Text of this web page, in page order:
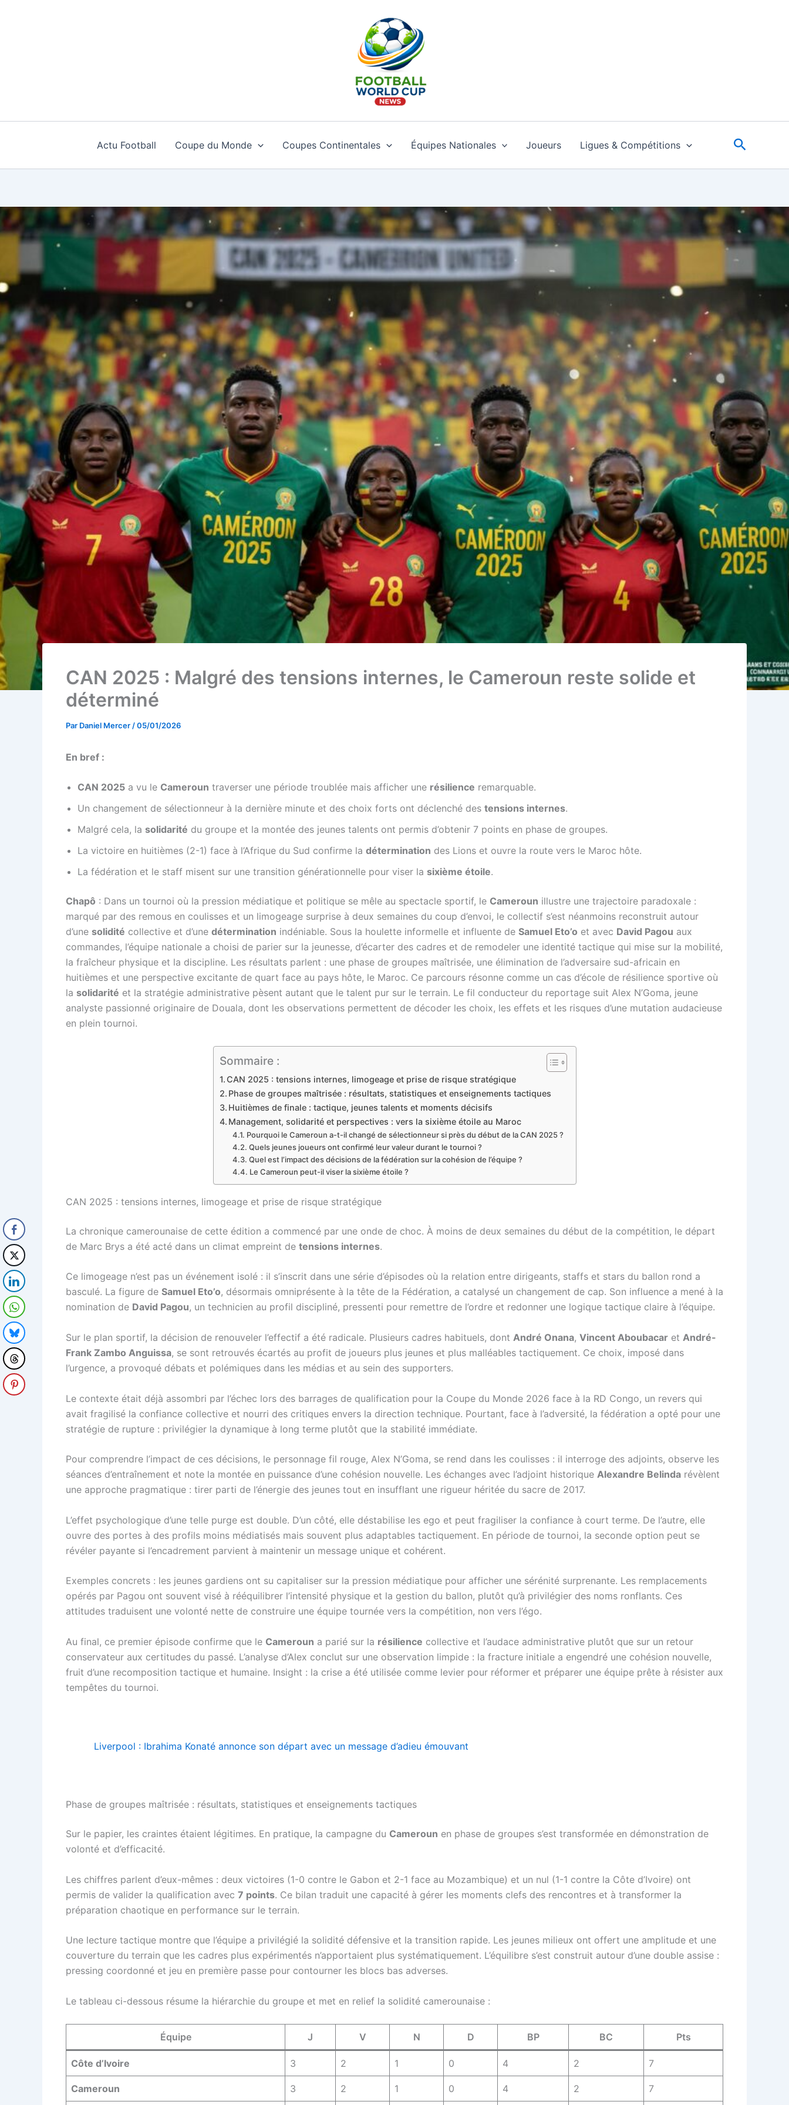
Actu Football Coupe du Monde Coupes Continentales Équipes Nationales Joueurs Ligues & Compétitions
CAN 2025 : Malgré des tensions internes, le Cameroun reste solide et
déterminé
Par Daniel Mercer /05/01/2026
En bref :
CAN 2025 a vu le Cameroun traverser une période troublée mais afficher une résilience remarquable.
Un changement de sélectionneur à la dernière minute et des choix forts ont déclenché des tensions internes.
Malgré cela, la solidarité du groupe et la montée des jeunes talents ont permis d’obtenir 7 points en phase de groupes.
La victoire en huitièmes (2-1) face à l’Afrique du Sud confirme la détermination des Lions et ouvre la route vers le Maroc hôte.
La fédération et le staff misent sur une transition générationnelle pour viser la sixième étoile.
Chapô : Dans un tournoi où la pression médiatique et politique se mêle au spectacle sportif, le Cameroun illustre une trajectoire paradoxale :
marqué par des remous en coulisses et un limogeage surprise à deux semaines du coup d’envoi, le collectif s’est néanmoins reconstruit autour
d’une solidité collective et d’une détermination indéniable. Sous la houlette informelle et influente de Samuel Eto’o et avec David Pagou aux
commandes, l’équipe nationale a choisi de parier sur la jeunesse, d’écarter des cadres et de remodeler une identité tactique qui mise sur la mobilité,
la fraîcheur physique et la discipline. Les résultats parlent : une phase de groupes maîtrisée, une élimination de l’adversaire sud-africain en
huitièmes et une perspective excitante de quart face au pays hôte, le Maroc. Ce parcours résonne comme un cas d’école de résilience sportive où
la solidarité et la stratégie administrative pèsent autant que le talent pur sur le terrain. Le fil conducteur du reportage suit Alex N’Goma, jeune
analyste passionné originaire de Douala, dont les observations permettent de décoder les choix, les effets et les risques d’une mutation audacieuse
en plein tournoi.
Sommaire :
CAN 2025 : tensions internes, limogeage et prise de risque stratégique
Phase de groupes maîtrisée : résultats, statistiques et enseignements tactiques
Huitièmes de finale : tactique, jeunes talents et moments décisifs
Management, solidarité et perspectives : vers la sixième étoile au Maroc
Pourquoi le Cameroun a-t-il changé de sélectionneur si près du début de la CAN 2025 ?
Quels jeunes joueurs ont confirmé leur valeur durant le tournoi ?
Quel est l’impact des décisions de la fédération sur la cohésion de l’équipe ?
Le Cameroun peut-il viser la sixième étoile ?
CAN 2025 : tensions internes, limogeage et prise de risque stratégique
La chronique camerounaise de cette édition a commencé par une onde de choc. À moins de deux semaines du début de la compétition, le départ
de Marc Brys a été acté dans un climat empreint de tensions internes.
Ce limogeage n’est pas un événement isolé : il s’inscrit dans une série d’épisodes où la relation entre dirigeants, staffs et stars du ballon rond a
basculé. La figure de Samuel Eto’o, désormais omniprésente à la tête de la Fédération, a catalysé un changement de cap. Son influence a mené à la
nomination de David Pagou, un technicien au profil discipliné, pressenti pour remettre de l’ordre et redonner une logique tactique claire à l’équipe.
Sur le plan sportif, la décision de renouveler l’effectif a été radicale. Plusieurs cadres habituels, dont André Onana, Vincent Aboubacar et André-
Frank Zambo Anguissa, se sont retrouvés écartés au profit de joueurs plus jeunes et plus malléables tactiquement. Ce choix, imposé dans
l’urgence, a provoqué débats et polémiques dans les médias et au sein des supporters.
Le contexte était déjà assombri par l’échec lors des barrages de qualification pour la Coupe du Monde 2026 face à la RD Congo, un revers qui
avait fragilisé la confiance collective et nourri des critiques envers la direction technique. Pourtant, face à l’adversité, la fédération a opté pour une
stratégie de rupture : privilégier la dynamique à long terme plutôt que la stabilité immédiate.
Pour comprendre l’impact de ces décisions, le personnage fil rouge, Alex N’Goma, se rend dans les coulisses : il interroge des adjoints, observe les
séances d’entraînement et note la montée en puissance d’une cohésion nouvelle. Les échanges avec l’adjoint historique Alexandre Belinda révèlent
une approche pragmatique : tirer parti de l’énergie des jeunes tout en insufflant une rigueur héritée du sacre de 2017.
L’effet psychologique d’une telle purge est double. D’un côté, elle déstabilise les ego et peut fragiliser la confiance à court terme. De l’autre, elle
ouvre des portes à des profils moins médiatisés mais souvent plus adaptables tactiquement. En période de tournoi, la seconde option peut se
révéler payante si l’encadrement parvient à maintenir un message unique et cohérent.
Exemples concrets : les jeunes gardiens ont su capitaliser sur la pression médiatique pour afficher une sérénité surprenante. Les remplacements
opérés par Pagou ont souvent visé à rééquilibrer l’intensité physique et la gestion du ballon, plutôt qu’à privilégier des noms ronflants. Ces
attitudes traduisent une volonté nette de construire une équipe tournée vers la compétition, non vers l’égo.
Au final, ce premier épisode confirme que le Cameroun a parié sur la résilience collective et l’audace administrative plutôt que sur un retour
conservateur aux certitudes du passé. L’analyse d’Alex conclut sur une observation limpide : la fracture initiale a engendré une cohésion nouvelle,
fruit d’une recomposition tactique et humaine. Insight : la crise a été utilisée comme levier pour réformer et préparer une équipe prête à résister aux
tempêtes du tournoi.
Liverpool : Ibrahima Konaté annonce son départ avec un message d’adieu émouvant
Phase de groupes maîtrisée : résultats, statistiques et enseignements tactiques
Sur le papier, les craintes étaient légitimes. En pratique, la campagne du Cameroun en phase de groupes s’est transformée en démonstration de
volonté et d’efficacité.
Les chiffres parlent d’eux-mêmes : deux victoires (1-0 contre le Gabon et 2-1 face au Mozambique) et un nul (1-1 contre la Côte d’Ivoire) ont
permis de valider la qualification avec 7 points. Ce bilan traduit une capacité à gérer les moments clefs des rencontres et à transformer la
préparation chaotique en performance sur le terrain.
Une lecture tactique montre que l’équipe a privilégié la solidité défensive et la transition rapide. Les jeunes milieux ont offert une amplitude et une
couverture du terrain que les cadres plus expérimentés n’apportaient plus systématiquement. L’équilibre s’est construit autour d’une double assise :
pressing coordonné et jeu en première passe pour contourner les blocs bas adverses.
Le tableau ci-dessous résume la hiérarchie du groupe et met en relief la solidité camerounaise :
Équipe J V N D BP BC Pts
Côte d’Ivoire 3 2 1 0 4 2 7
Cameroun 3 2 1 0 4 2 7